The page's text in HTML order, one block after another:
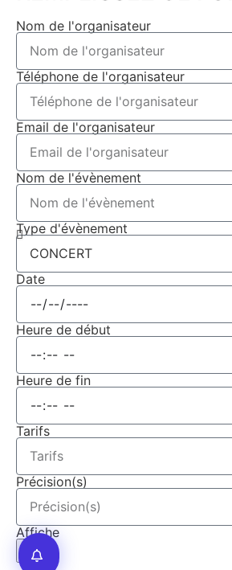
Nom de l'organisateur
Téléphone de l'organisateur
Email de l'organisateur
Nom de l'évènement
Type d'évènement
Date
Heure de début
Heure de fin
Tarifs
Précision(s)
Affiche